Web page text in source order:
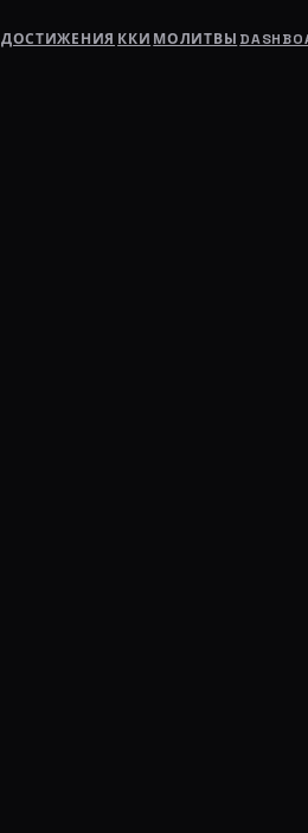
ДОСТИЖЕНИЯ ККИ МОЛИТВЫ